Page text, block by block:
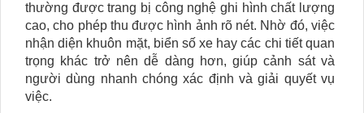
thường được trang bị công nghệ ghi hình chất lượng
cao, cho phép thu được hình ảnh rõ nét. Nhờ đó, việc
nhận diện khuôn mặt, biển số xe hay các chi tiết quan
trọng khác trở nên dễ dàng hơn, giúp cảnh sát và
người dùng nhanh chóng xác định và giải quyết vụ
việc.